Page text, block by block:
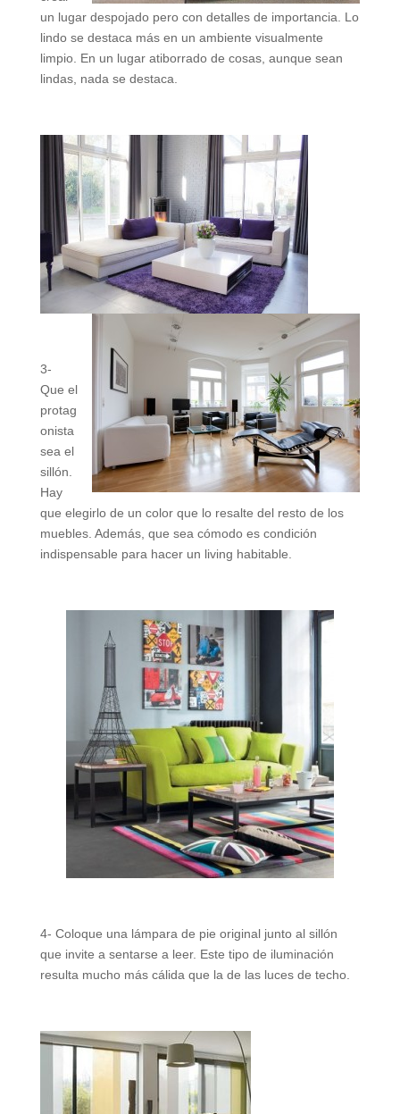
un lugar despojado pero con detalles de importancia. Lo
lindo se destaca más en un ambiente visualmente
limpio. En un lugar atiborrado de cosas, aunque sean
lindas, nada se destaca.
3-
Que el
protag
onista
sea el
sillón.
Hay
que elegirlo de un color que lo resalte del resto de los
muebles. Además, que sea cómodo es condición
indispensable para hacer un living habitable.
4- Coloque una lámpara de pie original junto al sillón
que invite a sentarse a leer. Este tipo de iluminación
resulta mucho más cálida que la de las luces de techo.